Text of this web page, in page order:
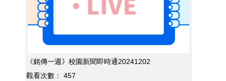
《銘傳一週》校園新聞即時通20241202
觀看次數：
457